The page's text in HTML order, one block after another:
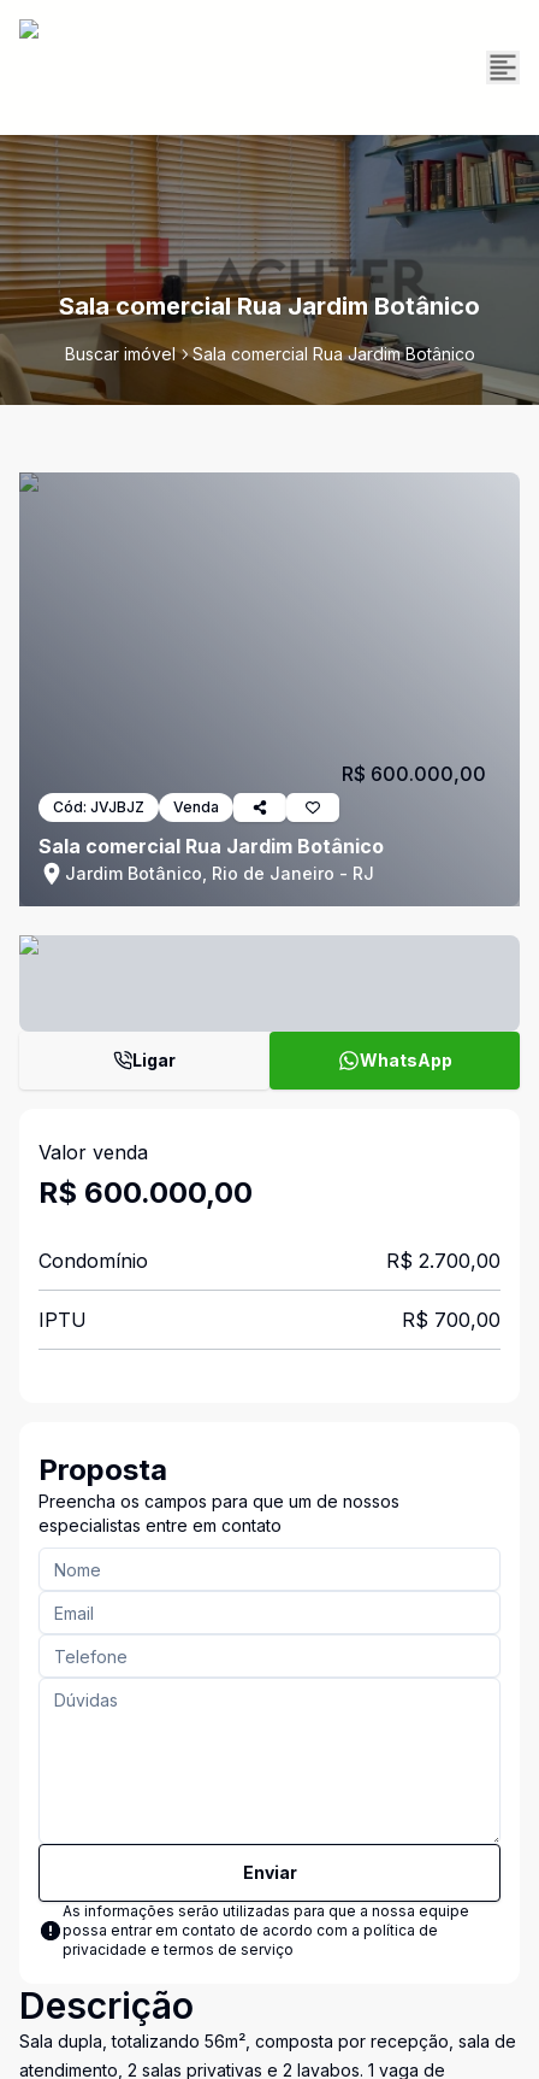
Sala comercial Rua Jardim Botânico
Buscar imóvel Sala comercial Rua Jardim Botânico
Cód: JVJBJZ Venda
Sala comercial Rua Jardim Botânico
Jardim Botânico, Rio de Janeiro - RJ
R$ 600.000,00
Ligar WhatsApp
Valor venda
R$ 600.000,00
Condomínio R$ 2.700,00
IPTU R$ 700,00
Proposta
Preencha os campos para que um de nossos
especialistas entre em contato
Enviar
As informações serão utilizadas para que a nossa equipe
possa entrar em contato de acordo com a política de
privacidade e termos de serviço
Descrição
Sala dupla, totalizando 56m², composta por recepção, sala de
atendimento, 2 salas privativas e 2 lavabos. 1 vaga de